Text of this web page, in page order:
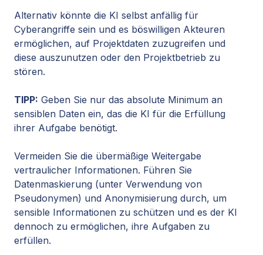
Alternativ könnte die KI selbst anfällig für
Cyberangriffe sein und es böswilligen Akteuren
ermöglichen, auf Projektdaten zuzugreifen und
diese auszunutzen oder den Projektbetrieb zu
stören.
TIPP: Geben Sie nur das absolute Minimum an
sensiblen Daten ein, das die KI für die Erfüllung
ihrer Aufgabe benötigt.
Vermeiden Sie die übermäßige Weitergabe
vertraulicher Informationen. Führen Sie
Datenmaskierung (unter Verwendung von
Pseudonymen) und Anonymisierung durch, um
sensible Informationen zu schützen und es der KI
dennoch zu ermöglichen, ihre Aufgaben zu
erfüllen.